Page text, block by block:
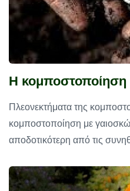
Η κομποστοποίηση
Πλεονεκτήματα της
κομποστοποίηση με
αποδοτικότερη από τις